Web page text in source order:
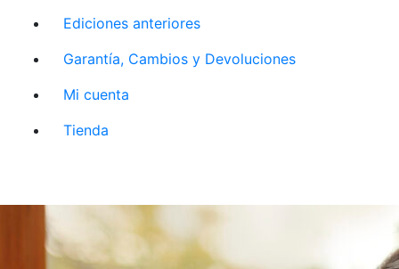
Ediciones anteriores
Garantía, Cambios y Devoluciones
Mi cuenta
Tienda